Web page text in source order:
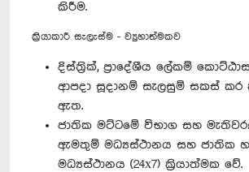
කිරීම.
ක්‍රියාකාරී සැලැස්ම - ව්‍යුහාත්මකව
දිස්ත්‍රික්, ප්‍රාදේශීය ලේකම්
ආපදා සූදානම් සැලසුම් සකස් කර
ඇත.
ජාතික මට්ටමේ විභාග සහ
ඇමතුම් මධ්‍යස්ථානය සහ ජාතික
මධ්‍යස්ථානය (24x7) ක්‍රියාත්මක වේ.